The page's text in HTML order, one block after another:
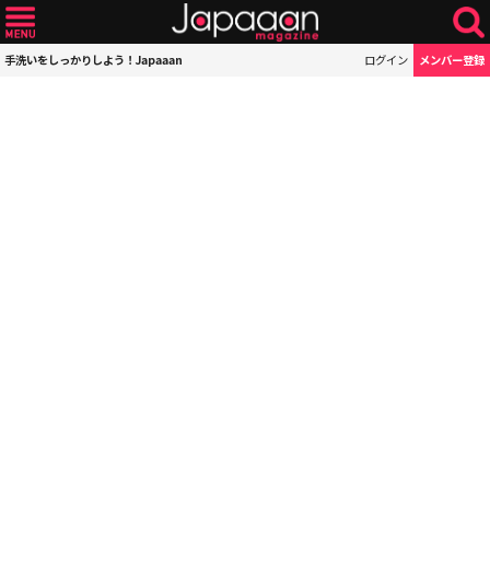
手洗いをしっかりしよう！Japaaan ログイン メンバー登録